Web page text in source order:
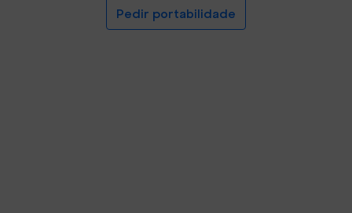
Pedir portabilidade